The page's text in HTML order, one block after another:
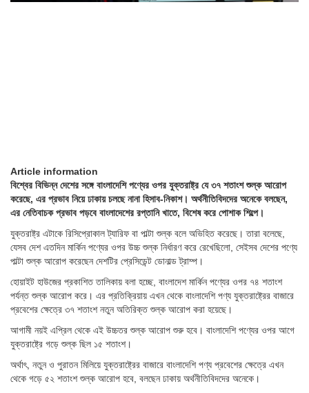
Article information
বিশ্বের বিভিন্ন দেশের সঙ্গে বাংলাদেশি পণ্যের ওপর যুক্তরাষ্ট্র যে ৩৭ শতাংশ শুল্ক আরোপ
করেছে, এর প্রভাব নিয়ে ঢাকায় চলছে নানা হিসাব-নিকাশ। অর্থনীতিবিদদের অনেকে বলছেন,
এর নেতিবাচক প্রভাব পড়বে বাংলাদেশের রপ্তানি খাতে, বিশেষ করে পোশাক শিল্পে।
যুক্তরাষ্ট্র এটাকে রিসিপ্রোকাল ট্যারিফ বা পাল্টা শুল্ক বলে অভিহিত করেছে। তারা বলেছে,
যেসব দেশ এতদিন মার্কিন পণ্যের ওপর উচ্চ শুল্ক নির্ধারণ করে রেখেছিলো, সেইসব দেশের পণ্যে
পাল্টা শুল্ক আরোপ করেছেন দেশটির প্রেসিডেন্ট ডোনাল্ড ট্রাম্প।
হোয়াইট হাউজের প্রকাশিত তালিকায় বলা হচ্ছে, বাংলাদেশ মার্কিন পণ্যের ওপর ৭৪ শতাংশ
পর্যন্ত শুল্ক আরোপ করে। এর প্রতিক্রিয়ায় এখন থেকে বাংলাদেশি পণ্য যুক্তরাষ্ট্রের বাজারে
প্রবেশের ক্ষেত্রে ৩৭ শতাংশ নতুন অতিরিক্ত শুল্ক আরোপ করা হয়েছে।
আগামী নয়ই এপ্রিল থেকে এই উচ্চতর শুল্ক আরোপ শুরু হবে। বাংলাদেশি পণ্যের ওপর আগে
যুক্তরাষ্ট্রে গড়ে শুল্ক ছিল ১৫ শতাংশ।
অর্থাৎ, নতুন ও পুরাতন মিলিয়ে যুক্তরাষ্ট্রের বাজারে বাংলাদেশি পণ্য প্রবেশের ক্ষেত্রে এখন
থেকে গড়ে ৫২ শতাংশ শুল্ক আরোপ হবে, বলছেন ঢাকায় অর্থনীতিবিদদের অনেকে।